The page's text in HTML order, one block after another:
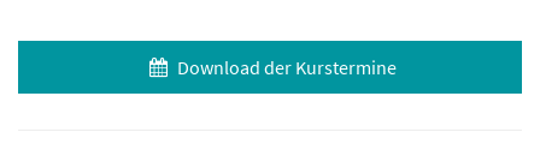
Download der Kurstermine